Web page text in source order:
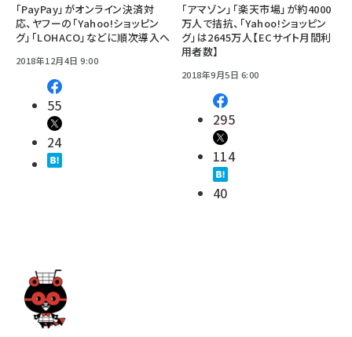
「PayPay」がオンライン決済対
応、ヤフーの「Yahoo!ショッピン
グ」「LOHACO」などに順次導入へ
2018年12月4日 9:00
55
24
「アマゾン」「楽天市場」が約4000
万人で拮抗、「Yahoo!ショッピン
グ」は2645万人【ECサイト月間利
用者数】
2018年9月5日 6:00
295
114
40